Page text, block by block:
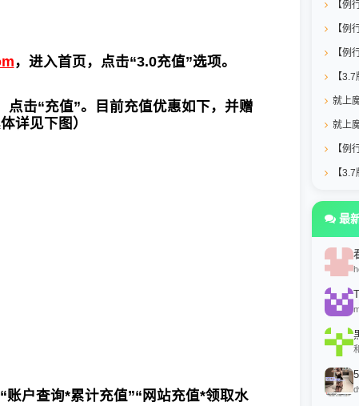
，进入首页，点击“3.0充值”选项。
击“充值”。目前充值优惠如下，并赠
详见下图）
户查询*累计充值”“网站充值*领取水
最